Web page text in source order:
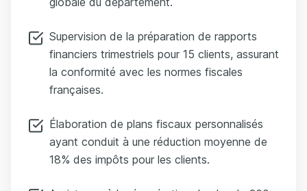
Supervision de la préparation de rapports
financiers trimestriels pour 15 clients, assurant
la conformité avec les normes fiscales
françaises.
Élaboration de plans fiscaux personnalisés
ayant conduit à une réduction moyenne de
18% des impôts pour les clients.